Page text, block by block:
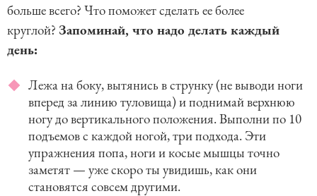
больше всего? Что поможет сделать ее более
круглой? Запоминай, что надо делать каждый
день:
Лежа на боку, вытянись в струнку (не выводи ноги
вперед за линию туловища) и поднимай верхнюю
ногу до вертикального положения. Выполни по 10
подъемов с каждой ногой, три подхода. Эти
упражнения попа, ноги и косые мышцы точно
заметят — уже скоро ты увидишь, как они
становятся совсем другими.